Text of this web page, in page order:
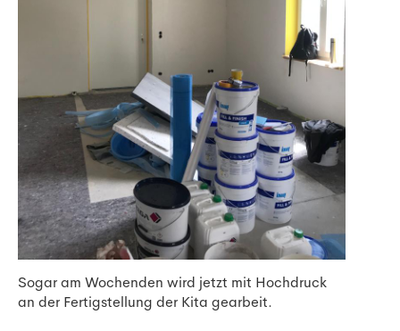
Sogar am Wochenden wird jetzt mit Hochdruck
an der Fertigstellung der Kita gearbeit.